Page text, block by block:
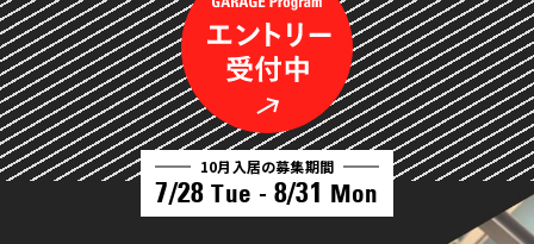
10月入居の募集期間
7/28 Tue - 8/31 Mon